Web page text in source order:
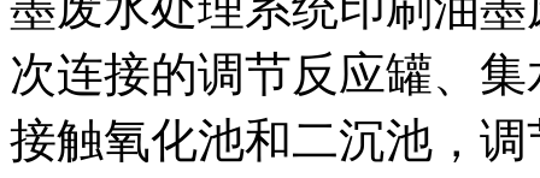
次连接的调节反应罐、
接触氧化池和二沉池，